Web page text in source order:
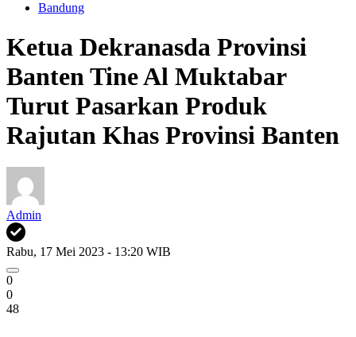
Bandung
Ketua Dekranasda Provinsi
Banten Tine Al Muktabar
Turut Pasarkan Produk
Rajutan Khas Provinsi Banten
Admin
Rabu, 17 Mei 2023 - 13:20 WIB
0
0
48